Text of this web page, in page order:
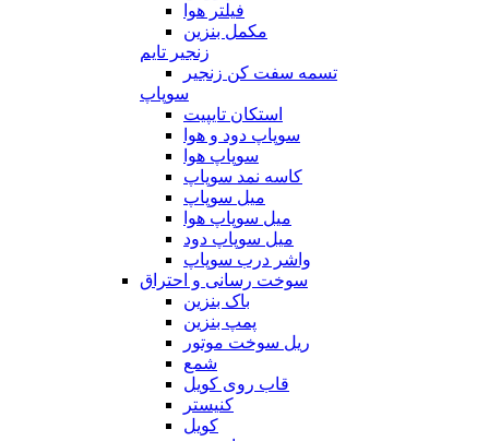
فیلتر هوا
مکمل بنزین
زنجیر تایم
تسمه سفت کن زنجیر
سوپاپ
استکان تایپیت
سوپاپ دود و هوا
سوپاپ هوا
کاسه نمد سوپاپ
میل سوپاپ
میل سوپاپ هوا
میل سوپاپ دود
واشر درب سوپاپ
سوخت رسانی و احتراق
باک بنزین
پمپ بنزین
ریل سوخت موتور
شمع
قاب روی کویل
کنیستر
کویل